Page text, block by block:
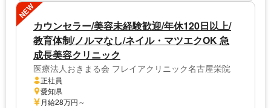
NEW
カウンセラー/美容未経験歓迎/年休120日以上/
教育体制/ノルマなし/ネイル・マツエクOK 急
成長美容クリニック
医療法人おきまる会 フレイアクリニック名古屋栄院
正社員
愛知県
月給28万円～